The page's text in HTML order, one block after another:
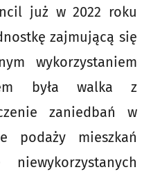
już w 2022 roku
zajmującą się
wykorzystaniem
była walka z
zaniedbań w
podaży mieszkań